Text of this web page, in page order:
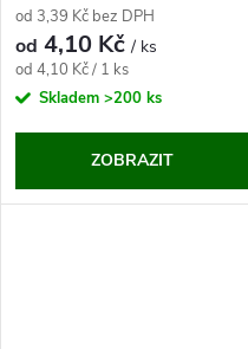
od 3,39 Kč bez DPH
od 4,10 Kč/ ks
Měrná
cena:
od 4,10 Kč / 1 ks
Skladem >200 ks
ZOBRAZIT